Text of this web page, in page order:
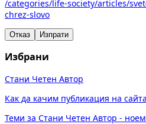
/categories/life-society/articles/
chrez-slovo
Отказ Изпрати
Избрани
Стани Четен Автор
Как да качим публикация на
Теми за Стани Четен Автор -